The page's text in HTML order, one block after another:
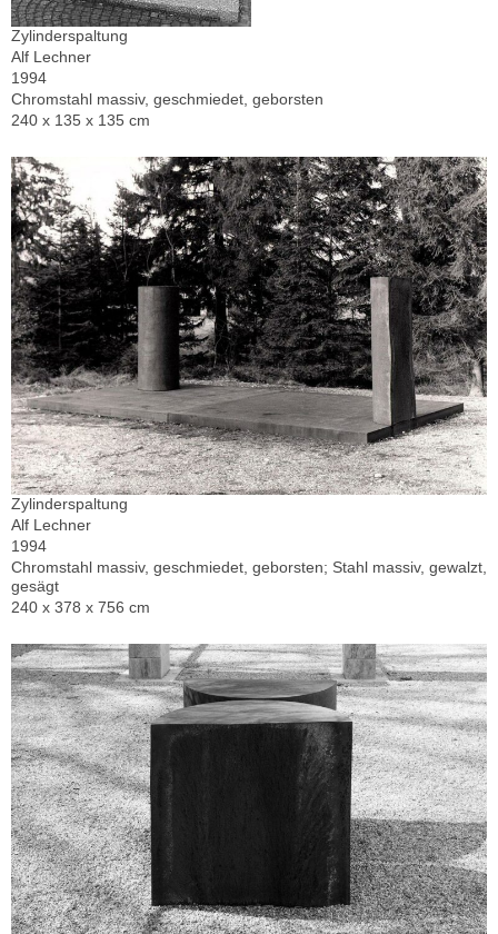
Zylinderspaltung
Alf Lechner
1994
Chromstahl massiv, geschmiedet, geborsten
240 x 135 x 135 cm
Zylinderspaltung
Alf Lechner
1994
Chromstahl massiv, geschmiedet, geborsten; Stahl massiv, gewalzt,
gesägt
240 x 378 x 756 cm